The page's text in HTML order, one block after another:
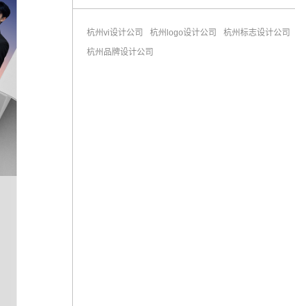
杭州vi设计公司 杭州logo设计公司
杭州标志设计公司
杭州品牌设计公司